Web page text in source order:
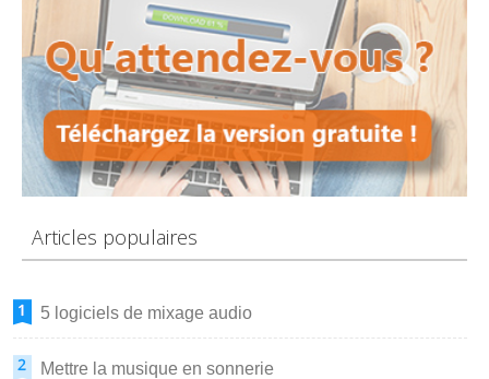
Articles populaires
5 logiciels de mixage audio
Mettre la musique en sonnerie